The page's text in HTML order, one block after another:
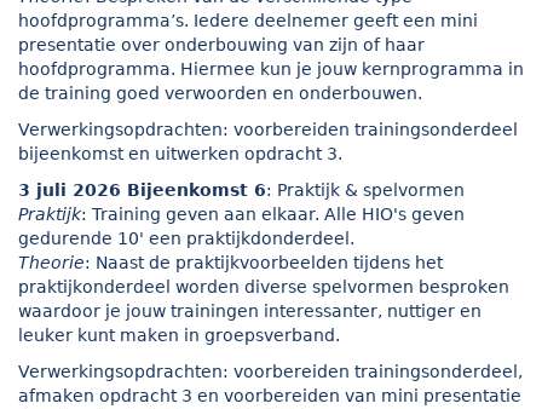
hoofdprogramma’s. Iedere deelnemer geeft een mini
presentatie over onderbouwing van zijn of haar
hoofdprogramma. Hiermee kun je jouw kernprogramma in
de training goed verwoorden en onderbouwen.
Verwerkingsopdrachten: voorbereiden trainingsonderdeel
bijeenkomst en uitwerken opdracht 3.
3 juli 2026 Bijeenkomst 6: Praktijk & spelvormen
Praktijk: Training geven aan elkaar. Alle HIO's geven
gedurende 10' een praktijkdonderdeel.
Theorie: Naast de praktijkvoorbeelden tijdens het
praktijkonderdeel worden diverse spelvormen besproken
waardoor je jouw trainingen interessanter, nuttiger en
leuker kunt maken in groepsverband.
Verwerkingsopdrachten: voorbereiden trainingsonderdeel,
afmaken opdracht 3 en voorbereiden van mini presentatie